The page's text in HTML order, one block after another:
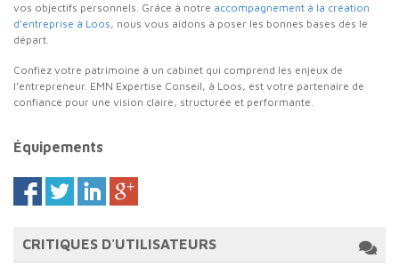
vos objectifs personnels. Grâce à notre accompagnement à la création
d’entreprise à Loos, nous vous aidons à poser les bonnes bases dès le
départ.
Confiez votre patrimoine à un cabinet qui comprend les enjeux de
l’entrepreneur. EMN Expertise Conseil, à Loos, est votre partenaire de
confiance pour une vision claire, structurée et performante.
Équipements
CRITIQUES D'UTILISATEURS